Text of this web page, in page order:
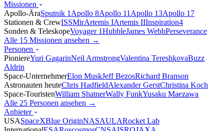
Missionen
Apollo-ÄraSputnik 1 Apollo 8Apollo 11 Apollo 13Apollo 17
Stationen & CrewISSMirArtemis IArtemis IIInspiration4
Sonden & TeleskopeVoyager 1HubbleJames WebbPerseverance
Alle 15 Missionen ansehen →
Personen
PioniereYuri GagarinNeil ArmstrongValentina TereshkovaBuzz
Aldrin
Space-UnternehmerElon MuskJeff BezosRichard Branson
Astronauten heuteChris HadfieldAlexander GerstChristina Koch
Space-TouristenWilliam ShatnerWally FunkYusaku Maezawa
Alle 25 Personen ansehen →
Anbieter
USASpaceXBlue OriginNASAULARocket Lab